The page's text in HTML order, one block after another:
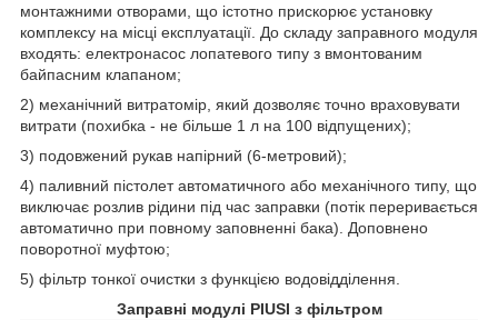
монтажними отворами, що істотно прискорює установку
комплексу на місці експлуатації. До складу заправного модуля
входять: електронасос лопатевого типу з вмонтованим
байпасним клапаном;
2) механічний витратомір, який дозволяє точно враховувати
витрати (похибка - не більше 1 л на 100 відпущених);
3) подовжений рукав напірний (6-метровий);
4) паливний пістолет автоматичного або механічного типу, що
виключає розлив рідини під час заправки (потік переривається
автоматично при повному заповненні бака). Доповнено
поворотної муфтою;
5) фільтр тонкої очистки з функцією водовідділення.
Заправні модулі PIUSI з фільтром